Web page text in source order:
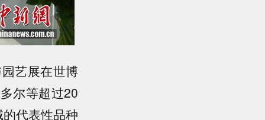
艺展在世博
尔等超过20
代表性品种